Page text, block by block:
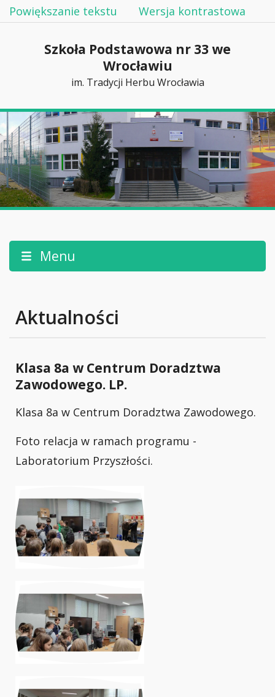
Powiększanie tekstu Wersja kontrastowa
Szkoła Podstawowa nr 33 we
Wrocławiu
im. Tradycji Herbu Wrocławia
Menu
Aktualności
Klasa 8a w Centrum Doradztwa
Zawodowego. LP.
Klasa 8a w Centrum Doradztwa Zawodowego.
Foto relacja w ramach programu -
Laboratorium Przyszłości.